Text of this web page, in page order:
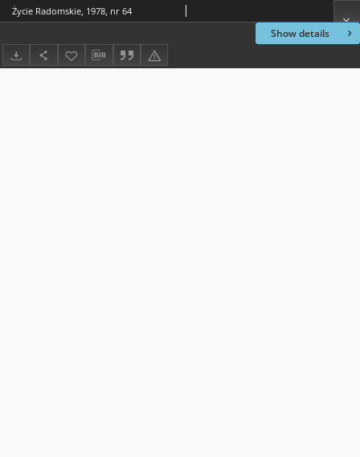
Show details
Życie Radomskie, 1978, nr 64